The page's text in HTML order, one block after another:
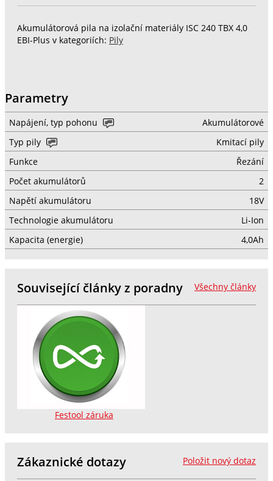
Akumulátorová pila na izolační materiály ISC 240 TBX 4,0
EBI-Plus v kategoriích: Pily
Parametry
Napájení, typ pohonu
Akumulátorové
Typ pily
Kmitací pily
Funkce
Řezání
Počet akumulátorů
2
Napětí akumulátoru
18V
Technologie akumulátoru
Li-Ion
Kapacita (energie)
4,0Ah
Všechny články
Související články z poradny
Festool záruka
Položit nový dotaz
Zákaznické dotazy